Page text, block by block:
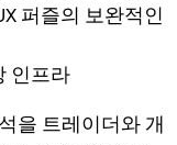
퍼즐의 보완적인
인프라
을 트레이더와 개